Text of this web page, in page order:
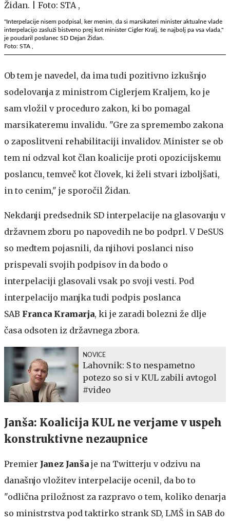
"Interpelacije nisem podpisal, ker menim, da si marsikateri minister aktualne vlade
interpelacijo zasluži bistveno prej kot minister Cigler Kralj, še najbolj pa vsa vlada,"
je poudaril poslanec SD Dejan Židan.
Foto: STA ,
Ob tem je navedel, da ima tudi pozitivno izkušnjo
sodelovanja z ministrom Ciglerjem Kraljem, ko je
sam vložil v proceduro zakon, ki bo pomagal
marsikateremu invalidu. "Gre za spremembo zakona
o zaposlitveni rehabilitaciji invalidov. Minister se ob
tem ni odzval kot član koalicije proti opozicijskemu
poslancu, temveč kot človek, ki želi stvari izboljšati,
in to cenim," je sporočil Židan.
Nekdanji predsednik SD interpelacije na glasovanju v
državnem zboru po napovedih ne bo podprl. V DeSUS
so medtem pojasnili, da njihovi poslanci niso
prispevali svojih podpisov in da bodo o
interpelaciji glasovali vsak po svoji vesti. Pod
interpelacijo manjka tudi podpis poslanca
SAB Franca Kramarja, ki je zaradi bolezni že dlje
časa odsoten iz državnega zbora.
NOVICE
Lahovnik: S to nespametno
potezo so si v KUL zabili avtogol
#video
Janša: Koalicija KUL ne verjame v uspeh
konstruktivne nezaupnice
Premier Janez Janša je na Twitterju v odzivu na
današnjo vložitev interpelacije ocenil, da bo to
"odlična priložnost za razpravo o tem, koliko denarja
so ministrstva pod taktirko strank SD, LMŠ in SAB do